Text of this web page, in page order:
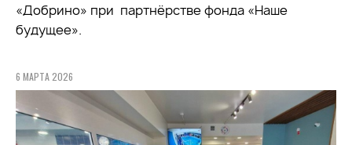
«Добрино» при партнёрстве фонда «Наше
будущее».
6 МАРТА 2026